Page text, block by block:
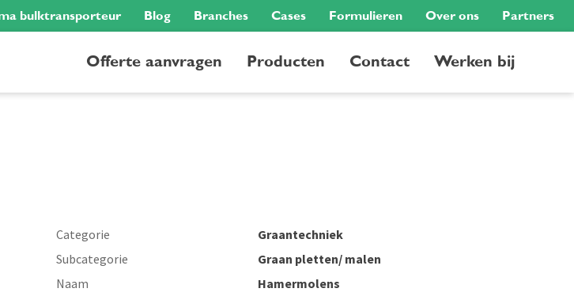
bulktransporteur Blog Branches Cases Formulieren Over ons Partners
Offerte aanvragen Producten Contact Werken bij
Categorie
Graantechniek
Subcategorie
Graan pletten/ malen
Naam
Hamermolens